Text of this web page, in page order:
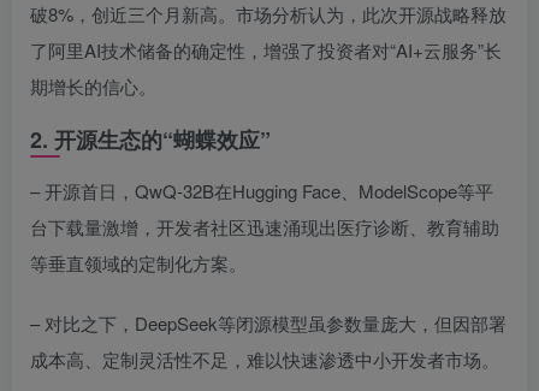
破8%，创近三个月新高。市场分析认为，此次开源战略释放
了阿里AI技术储备的确定性，增强了投资者对“AI+云服务”长
期增长的信心。
2. 开源生态的“蝴蝶效应”
– 开源首日，QwQ-32B在Hugging Face、ModelScope等平
台下载量激增，开发者社区迅速涌现出医疗诊断、教育辅助
等垂直领域的定制化方案。
– 对比之下，DeepSeek等闭源模型虽参数量庞大，但因部署
成本高、定制灵活性不足，难以快速渗透中小开发者市场。